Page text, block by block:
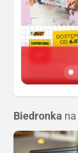
Biedronka